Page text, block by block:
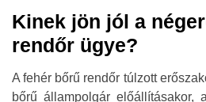
Kinek jön jól a
rendőr ügye?
A fehér bőrű rendőr túlzott
bőrű állampolgár előállításakor,